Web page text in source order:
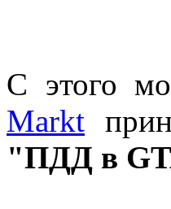
С этого
Markt
"ПДД в